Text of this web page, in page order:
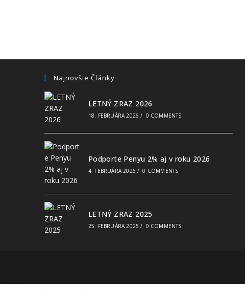
Najnovšie Články
LETNÝ ZRAZ 2026
18. FEBRUÁRA 2026 / 0 COMMENTS
Podporte Penyu 2% aj v roku 2026
4. FEBRUÁRA 2026 / 0 COMMENTS
LETNÝ ZRAZ 2025
25. FEBRUÁRA 2025 / 0 COMMENTS